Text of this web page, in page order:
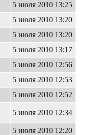
5 июля 2010 13:25
5 июля 2010 13:20
5 июля 2010 13:20
5 июля 2010 13:17
5 июля 2010 12:56
5 июля 2010 12:53
5 июля 2010 12:52
5 июля 2010 12:34
5 июля 2010 12:20